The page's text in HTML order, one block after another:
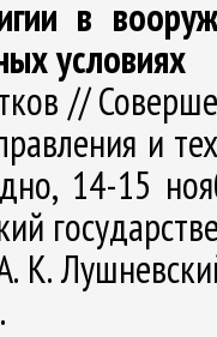
в
условиях
//
и
14-15
К.